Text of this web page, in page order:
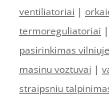
ventiliatoriai |
termoreguliatoriai |
pasirinkimas vilniuje
masinu voztuvai |
straipsniu